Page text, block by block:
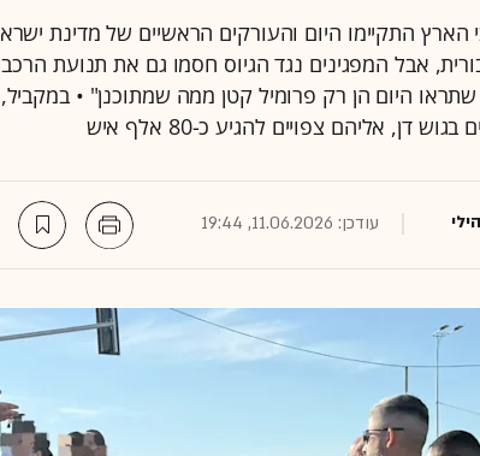
הארץ התקיימו היום והעורקים הראשיים של מדינת
אבל המפגינים נגד הגיוס חסמו גם את תנועת
היום הן רק פרומיל קטן ממה שמתוכנן" • במקביל,
דן, אליהם צפויים להגיע כ-80 אלף איש
עודכן: 11.06.2026, 19:44